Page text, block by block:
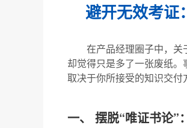
避开无效考证
在产品经理圈子中，
却觉得只是多了一张废纸。
取决于你所接受的知识交付
一、 摆脱“唯证书论”